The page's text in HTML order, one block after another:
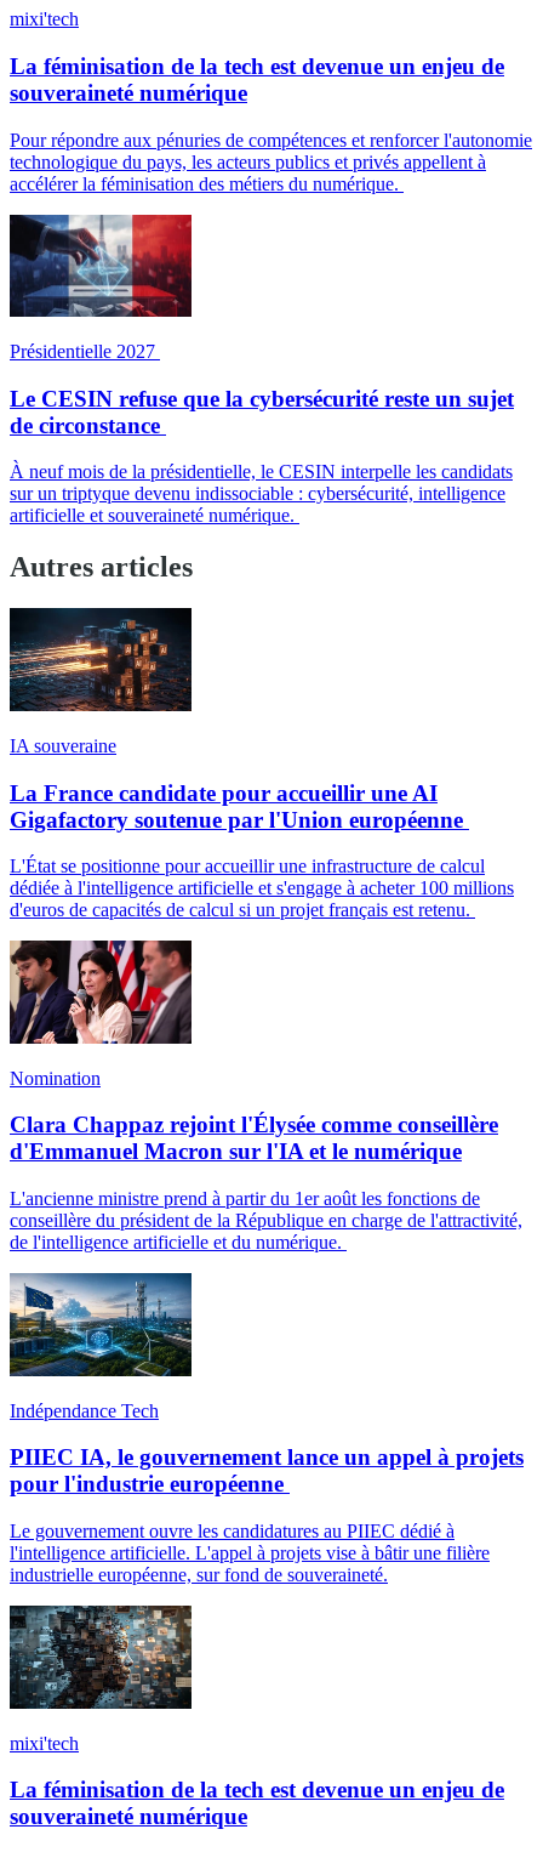
mixi'tech
La féminisation de la tech est devenue un enjeu de
souveraineté numérique
Pour répondre aux pénuries de compétences et renforcer l'autonomie
technologique du pays, les acteurs publics et privés appellent à
accélérer la féminisation des métiers du numérique.
Présidentielle 2027
Le CESIN refuse que la cybersécurité reste un sujet
de circonstance
À neuf mois de la présidentielle, le CESIN interpelle les candidats
sur un triptyque devenu indissociable : cybersécurité, intelligence
artificielle et souveraineté numérique.
Autres articles
IA souveraine
La France candidate pour accueillir une AI
Gigafactory soutenue par l'Union européenne
L'État se positionne pour accueillir une infrastructure de calcul
dédiée à l'intelligence artificielle et s'engage à acheter 100 millions
d'euros de capacités de calcul si un projet français est retenu.
Nomination
Clara Chappaz rejoint l'Élysée comme conseillère
d'Emmanuel Macron sur l'IA et le numérique
L'ancienne ministre prend à partir du 1er août les fonctions de
conseillère du président de la République en charge de l'attractivité,
de l'intelligence artificielle et du numérique.
Indépendance Tech
PIIEC IA, le gouvernement lance un appel à projets
pour l'industrie européenne
Le gouvernement ouvre les candidatures au PIIEC dédié à
l'intelligence artificielle. L'appel à projets vise à bâtir une filière
industrielle européenne, sur fond de souveraineté.
mixi'tech
La féminisation de la tech est devenue un enjeu de
souveraineté numérique